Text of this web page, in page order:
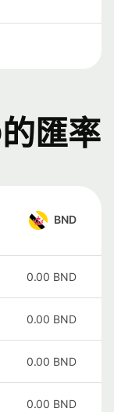
匯率
BND
0.00 BND
0.00 BND
0.00 BND
0.00 BND